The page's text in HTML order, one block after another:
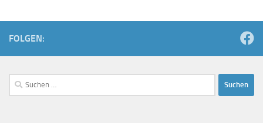
FOLGEN:
Suchen
nach: